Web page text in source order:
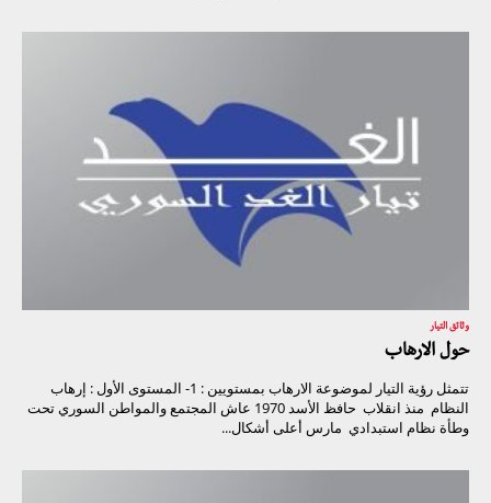
وثائق التيار
حول الارهاب
تتمثل رؤية التيار لموضوعة الارهاب بمستويين : 1- المستوى الأول : إرهاب
النظام منذ انقلاب حافظ الأسد 1970 عاش المجتمع والمواطن السوري تحت
وطأة نظام استبدادي مارس أعلى أشكال...